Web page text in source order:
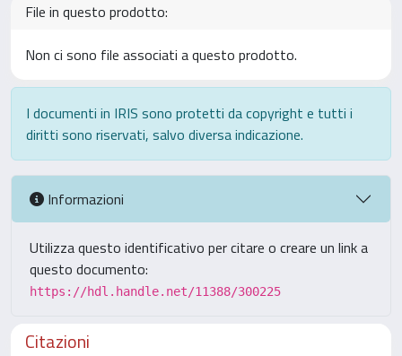
File in questo prodotto:
Non ci sono file associati a questo prodotto.
I documenti in IRIS sono protetti da copyright e tutti i
diritti sono riservati, salvo diversa indicazione.
Informazioni
Utilizza questo identificativo per citare o creare un link a
questo documento:
https://hdl.handle.net/11388/300225
Citazioni